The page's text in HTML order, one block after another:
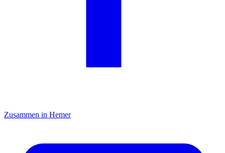
Zusammen in Hemer